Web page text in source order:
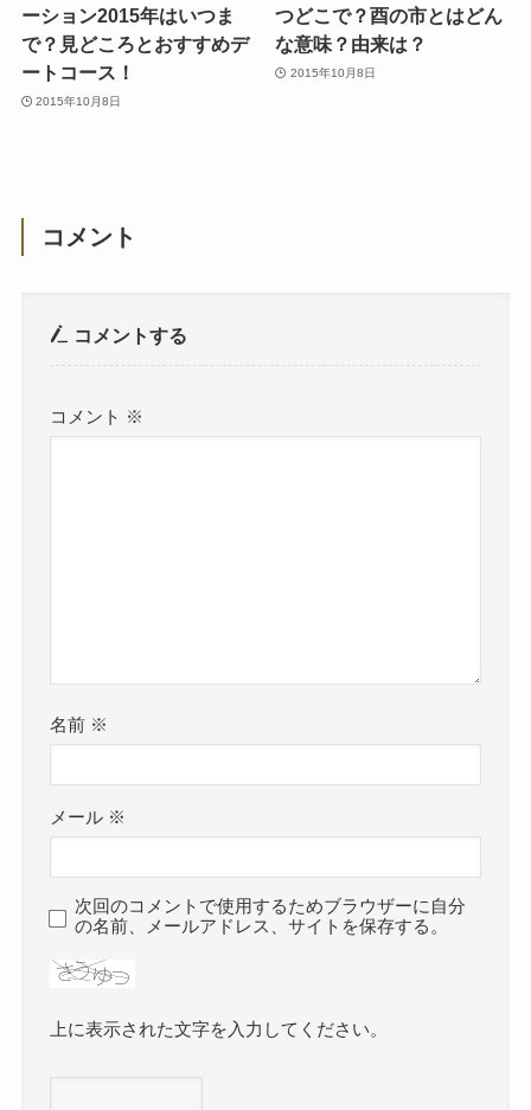
ーション2015年はいつま
で？見どころとおすすめデ
ートコース！
2015年10月8日
つどこで？酉の市とはどん
な意味？由来は？
2015年10月8日
コメント
コメントする
コメント ※
名前 ※
メール ※
次回のコメントで使用するためブラウザーに自分
の名前、メールアドレス、サイトを保存する。
上に表示された文字を入力してください。